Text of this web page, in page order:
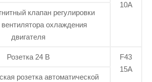
10А
клапан регулировки
вентилятора охлаждения
двигателя
Розетка 24 В
F43
15А
розетка автоматической